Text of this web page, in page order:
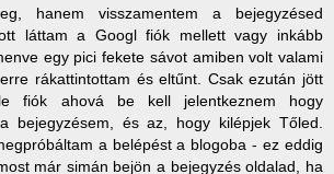
hanem visszamentem a bejegyzésed
láttam a Googl fiók mellett vagy inkább
egy pici fekete sávot amiben volt valami
rákattintottam és eltűnt. Csak ezután jött
fiók ahová be kell jelentkeznem hogy
bejegyzésem, és az, hogy kilépjek Tőled.
a belépést a blogoba - ez eddig
már simán bejön a bejegyzés oldalad, ha